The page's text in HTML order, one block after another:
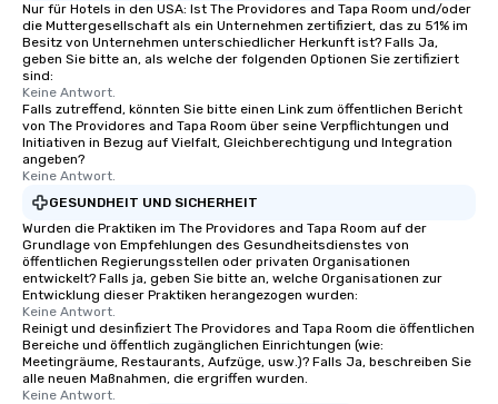
Nur für Hotels in den USA: Ist The Providores and Tapa Room und/oder
die Muttergesellschaft als ein Unternehmen zertifiziert, das zu 51% im
Besitz von Unternehmen unterschiedlicher Herkunft ist? Falls Ja,
geben Sie bitte an, als welche der folgenden Optionen Sie zertifiziert
sind:
Keine Antwort.
Falls zutreffend, könnten Sie bitte einen Link zum öffentlichen Bericht
von The Providores and Tapa Room über seine Verpflichtungen und
Initiativen in Bezug auf Vielfalt, Gleichberechtigung und Integration
angeben?
Keine Antwort.
GESUNDHEIT UND SICHERHEIT
Wurden die Praktiken im The Providores and Tapa Room auf der
Grundlage von Empfehlungen des Gesundheitsdienstes von
öffentlichen Regierungsstellen oder privaten Organisationen
entwickelt? Falls ja, geben Sie bitte an, welche Organisationen zur
Entwicklung dieser Praktiken herangezogen wurden:
Keine Antwort.
Reinigt und desinfiziert The Providores and Tapa Room die öffentlichen
Bereiche und öffentlich zugänglichen Einrichtungen (wie:
Meetingräume, Restaurants, Aufzüge, usw.)? Falls Ja, beschreiben Sie
alle neuen Maßnahmen, die ergriffen wurden.
Keine Antwort.